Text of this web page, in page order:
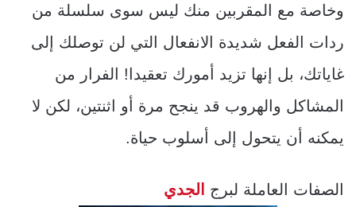
وخاصة مع المقربين منك ليس سوى سلسلة من
ردات الفعل شديدة الانفعال التي لن توصلك إلى
غاياتك، بل إنها تزيد أمورك تعقيدا! الفرار من
المشاكل والهروب قد ينجح مرة أو اثنتين، لكن لا
يمكنه أن يتحول إلى أسلوب حياة.
الصفات العاملة لبرج الجدي